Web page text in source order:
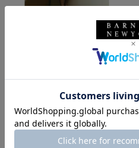
ラノリブショーツ
¥33,000
¥23,100 30% OFF